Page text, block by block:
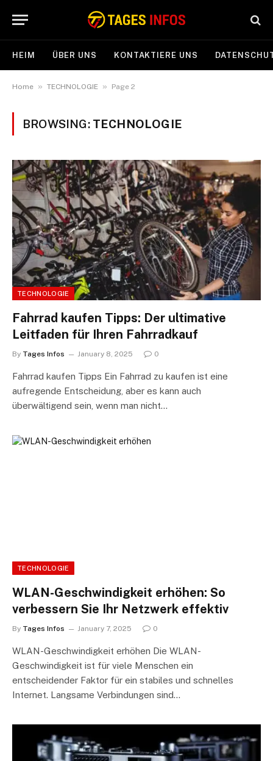
HEIM ÜBER UNS KONTAKTIERE UNS
Home » TECHNOLOGIE » Page 2
BROWSING: TECHNOLOGIE
TECHNOLOGIE
Fahrrad kaufen Tipps: Der ultimative
Leitfaden für Ihren Fahrradkauf
By Tages Infos January 8, 2025 0
Fahrrad kaufen Tipps Ein Fahrrad zu kaufen ist eine
aufregende Entscheidung, aber es kann auch
überwältigend sein, wenn man nicht…
TECHNOLOGIE
WLAN-Geschwindigkeit erhöhen: So
verbessern Sie Ihr Netzwerk effektiv
By Tages Infos January 7, 2025 0
WLAN-Geschwindigkeit erhöhen Die WLAN-
Geschwindigkeit ist für viele Menschen ein
entscheidender Faktor für ein stabiles und schnelles
Internet. Langsame Verbindungen sind…